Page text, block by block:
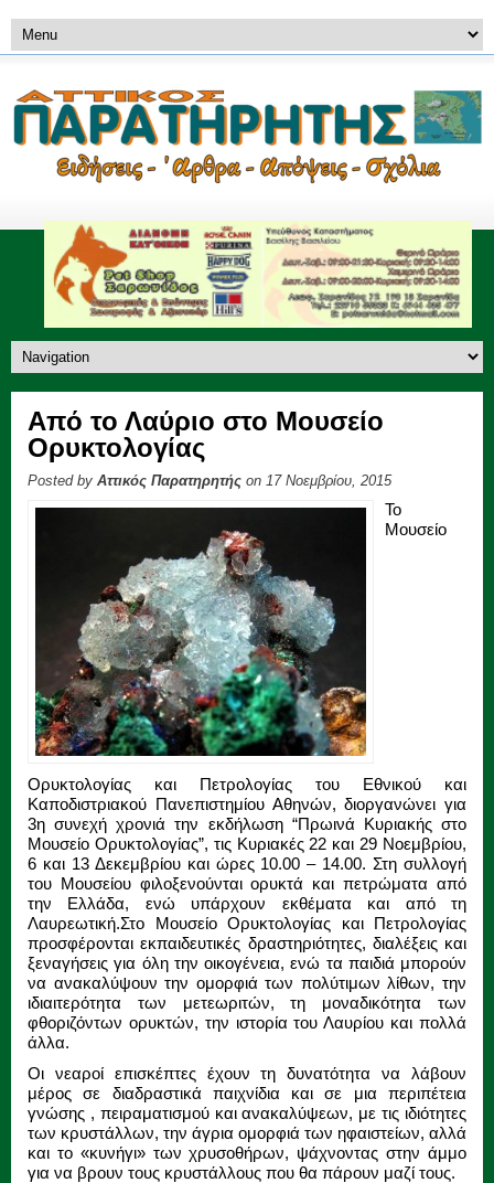
Από το Λαύριο στο Μουσείο
Ορυκτολογίας
Posted by Αττικός Παρατηρητής on 17 Νοεμβρίου, 2015
Το
Μουσείο
Ορυκτολογίας και Πετρολογίας του Εθνικού και
Καποδιστριακού Πανεπιστημίου Αθηνών, διοργανώνει για
3η συνεχή χρονιά την εκδήλωση “Πρωινά Κυριακής στο
Μουσείο Ορυκτολογίας”, τις Κυριακές 22 και 29 Νοεμβρίου,
6 και 13 Δεκεμβρίου και ώρες 10.00 – 14.00. Στη συλλογή
του Μουσείου φιλοξενούνται ορυκτά και πετρώματα από
την Ελλάδα, ενώ υπάρχουν εκθέματα και από τη
Λαυρεωτική.Στο Μουσείο Ορυκτολογίας και Πετρολογίας
προσφέρονται εκπαιδευτικές δραστηριότητες, διαλέξεις και
ξεναγήσεις για όλη την οικογένεια, ενώ τα παιδιά μπορούν
να ανακαλύψουν την ομορφιά των πολύτιμων λίθων, την
ιδιαιτερότητα των μετεωριτών, τη μοναδικότητα των
φθοριζόντων ορυκτών, την ιστορία του Λαυρίου και πολλά
άλλα.
Οι νεαροί επισκέπτες έχουν τη δυνατότητα να λάβουν
μέρος σε διαδραστικά παιχνίδια και σε μια περιπέτεια
γνώσης , πειραματισμού και ανακαλύψεων, με τις ιδιότητες
των κρυστάλλων, την άγρια ομορφιά των ηφαιστείων, αλλά
και το «κυνήγι» των χρυσοθήρων, ψάχνοντας στην άμμο
για να βρουν τους κρυστάλλους που θα πάρουν μαζί τους.